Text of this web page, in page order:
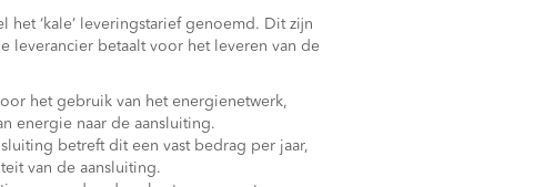
het ‘kale’ leveringstarief genoemd. Dit zijn
leverancier betaalt voor het leveren van de
het gebruik van het energienetwerk,
energie naar de aansluiting.
betreft dit een vast bedrag per jaar,
van de aansluiting.